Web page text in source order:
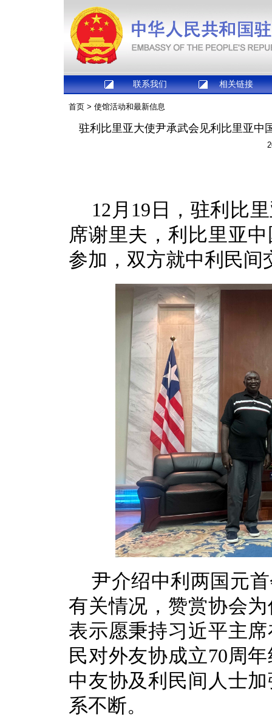
联系我们 相关链接
首页 > 使馆活动和最新信息
驻利比里亚大使尹承武会见利比里亚中
12月19日，驻利比
席谢里夫，利比里亚
参加，双方就中利民间
尹介绍中利两国元
有关情况，赞赏协会
表示愿秉持习近平主
民对外友协成立70周
中友协及利民间人士
系不断。